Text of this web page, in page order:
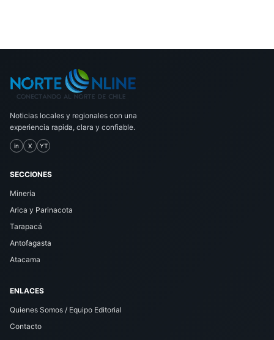
Noticias locales y regionales con una
experiencia rapida, clara y confiable.
in X YT
SECCIONES
Minería
Arica y Parinacota
Tarapacá
Antofagasta
Atacama
ENLACES
Quienes Somos / Equipo Editorial
Contacto